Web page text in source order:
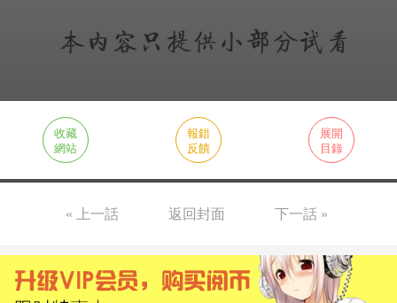
收藏
網站
報錯
反饋
展開
目錄
« 上一話 返回封面 下一話 »